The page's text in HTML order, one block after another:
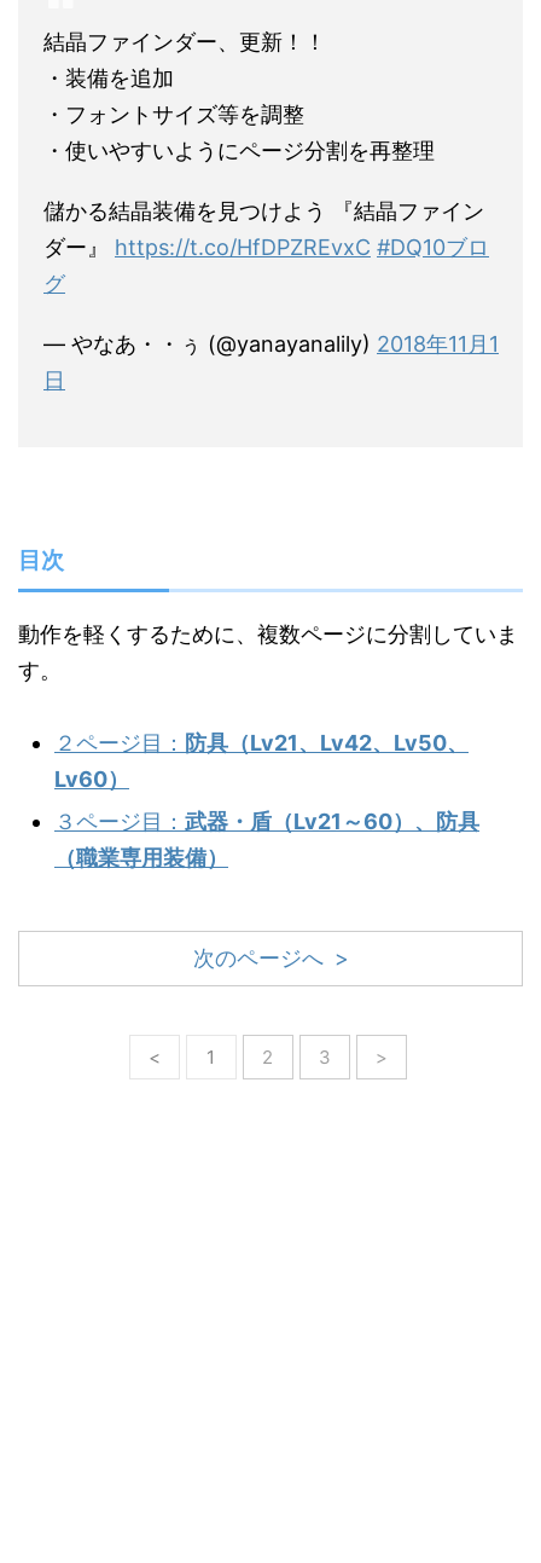
結晶ファインダー、更新！！
・装備を追加
・フォントサイズ等を調整
・使いやすいようにページ分割を再整理
儲かる結晶装備を見つけよう 『結晶ファイン
ダー』 https://t.co/HfDPZREvxC #DQ10ブロ
グ
— やなあ・・ぅ (@yanayanalily) 2018年11月1
日
目次
動作を軽くするために、複数ページに分割していま
す。
２ページ目： 防具（Lv21、Lv42、Lv50、
Lv60）
３ページ目： 武器・盾（Lv21～60）、防具
（職業専用装備）
次のページへ >
< 1 2 3 >